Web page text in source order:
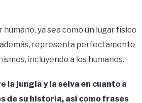
ya sea como un lugar físico
representa perfectamente
incluyendo a los humanos.
jungla y la selva en cuanto a
de su historia, así como frases